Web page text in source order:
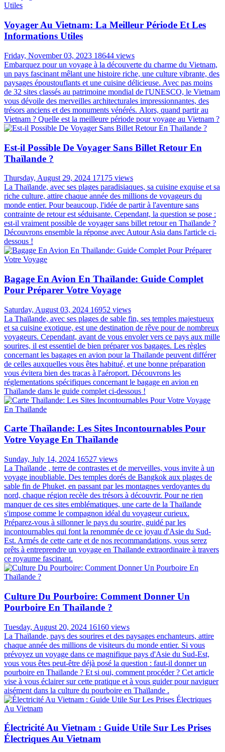
Voyager Au Vietnam: La Meilleur Période Et Les
Informations Utiles
Friday, November 03, 2023 18644 views
Embarquez pour un voyage à la découverte du charme du Vietnam,
un pays fascinant mêlant une histoire riche, une culture vibrante, des
paysages époustouflants et une cuisine délicieuse. Avec pas moins
de 32 sites classés au patrimoine mondial de l'UNESCO, le Vietnam
vous dévoile des merveilles architecturales impressionnantes, des
trésors anciens et des monuments vénérés. Alors, quand partir au
Vietnam ? Quelle est la meilleure période pour voyage au Vietnam ?
Est-il Possible De Voyager Sans Billet Retour En
Thaïlande ?
Thursday, August 29, 2024 17175 views
La Thaïlande, avec ses plages paradisiaques, sa cuisine exquise et sa
riche culture, attire chaque année des millions de voyageurs du
monde entier. Pour beaucoup, l'idée de partir à l'aventure sans
contrainte de retour est séduisante. Cependant, la question se pose :
est-il vraiment possible de voyager sans billet retour en Thaïlande ?
Découvrons ensemble la réponse avec Autour Asia dans l'article ci-
dessous !
Bagage En Avion En Thaïlande: Guide Complet
Pour Préparer Votre Voyage
Saturday, August 03, 2024 16952 views
La Thaïlande, avec ses plages de sable fin, ses temples majestueux
et sa cuisine exotique, est une destination de rêve pour de nombreux
voyageurs. Cependant, avant de vous envoler vers ce pays aux mille
sourires, il est essentiel de bien préparer vos bagages. Les règles
concernant les bagages en avion pour la Thaïlande peuvent différer
de celles auxquelles vous êtes habitué, et une bonne préparation
vous évitera bien des tracas à l'aéroport. Découvrons les
réglementations spécifiques concernant le bagage en avion en
Thaïlande dans le guide complet ci-dessous !
Carte Thaïlande: Les Sites Incontournables Pour
Votre Voyage En Thaïlande
Sunday, July 14, 2024 16527 views
La Thaïlande , terre de contrastes et de merveilles, vous invite à un
voyage inoubliable. Des temples dorés de Bangkok aux plages de
sable fin de Phuket, en passant par les montagnes verdoyantes du
nord, chaque région recèle des trésors à découvrir. Pour ne rien
manquer de ces sites emblématiques, une carte de la Thaïlande
s'impose comme le compagnon idéal du voyageur curieux.
Préparez-vous à sillonner le pays du sourire, guidé par les
incontournables qui font la renommée de ce joyau d'Asie du Sud-
Est. Armés de cette carte et de nos recommandations, vous serez
prêts à entreprendre un voyage en Thaïlande extraordinaire à travers
ce royaume fascinant.
Culture Du Pourboire: Comment Donner Un
Pourboire En Thaïlande ?
Tuesday, August 20, 2024 16160 views
La Thaïlande, pays des sourires et des paysages enchanteurs, attire
chaque année des millions de visiteurs du monde entier. Si vous
prévoyez un voyage dans ce magnifique pays d'Asie du Sud-Est,
vous vous êtes peut-être déjà posé la question : faut-il donner un
pourboire en Thaïlande ? Et si oui, comment procéder ? Cet article
vise à vous éclairer sur cette pratique et à vous guider pour naviguer
aisément dans la culture du pourboire en Thaïlande .
Électricité Au Vietnam : Guide Utile Sur Les Prises
Électriques Au Vietnam